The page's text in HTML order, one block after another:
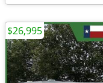
$26,995